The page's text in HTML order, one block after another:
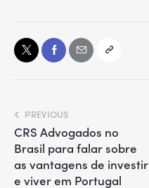
PREVIOUS
CRS Advogados no
Brasil para falar sobre
as vantagens de investir
e viver em Portugal